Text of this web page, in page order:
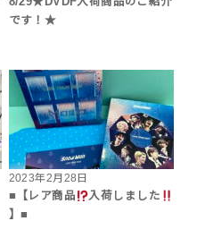
です！★
2023年2月28日
■【レア商品
入荷しました
】■